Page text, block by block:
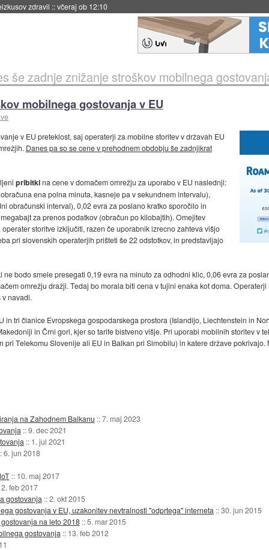
naslednji dve leti::včeraj ob 11:37
še zadnje znižanje stroškov mobilnega
mobilnega gostovanja v EU
v EU preteklost, saj operaterji za mobilne storitev v državah EU
Danes pa so se cene v prehodnem obdobju še zadnjikrat
pribitkina cene v domačem omrežju za uporabo v EU naslednji:
ena polna minuta, kasneje pa v sekundnem intervalu),
obračunski interval), 0,02 evra za poslano kratko sporočilo in
za prenos podatkov (obračun po kilobajtih). Omejitev
storitve izključiti, razen če uporabnik izrecno zahteva višjo
pri slovenskih operaterjih prišteti še 22 odstotkov, in predstavljajo
bodo smele presegati 0,19 evra na minuto za odhodni klic, 0,06 evra za
omrežju dražji. Tedaj bo morala biti cena v tujini enaka kot doma.
navadi.
in tri članice Evropskega gospodarskega prostora (Islandijo, Liechtenstein in
in Črni gori, kjer so tarife bistveno višje. Pri uporabi mobilnih storitev v
pri Telekomu Slovenije ali EU in Balkan pri Simobilu) in katere države pokrivajo.
na Zahodnem Balkanu ::7. maj 2023
::9. dec 2021
:: 1. jul 2021
6. jun 2018
:: 10. maj 2017
2. feb 2017
gostovanja ::2. okt 2015
gostovanja v EU, uzakonitev nevtralnosti "odprtega" interneta ::30. jun 2015
na leto 2018 ::5. mar 2015
gostovanja :: 13. feb 2012